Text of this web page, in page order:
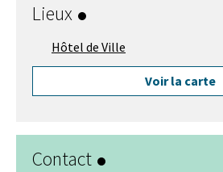
Lieux
Hôtel de Ville
Voir la carte
Contact